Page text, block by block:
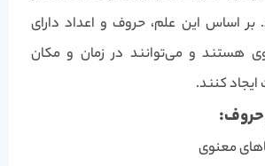
بر اساس این علم، حروف و اعداد دارای
هستند و می‌توانند در زمان و مکان
کنند.
حروف:
معنوی